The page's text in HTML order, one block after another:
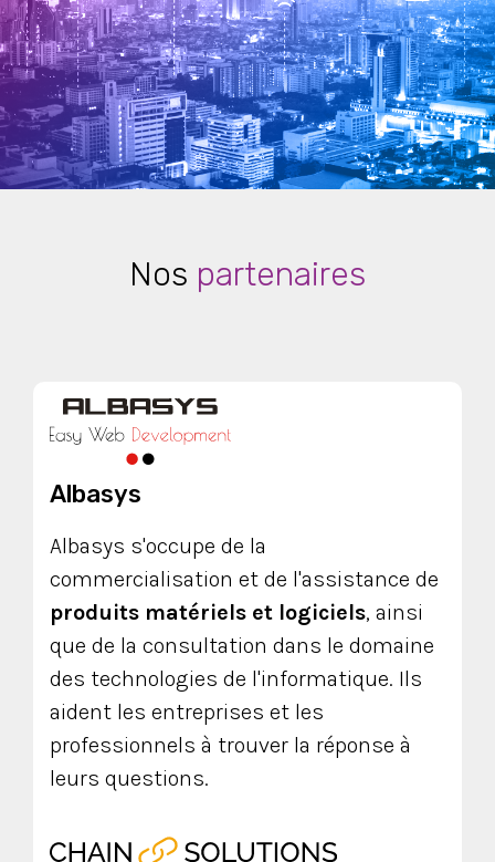
Nos partenaires
Albasys
Albasys s'occupe de la
commercialisation et de l'assistance de
produits matériels et logiciels, ainsi
que de la consultation dans le domaine
des technologies de l'informatique. Ils
aident les entreprises et les
professionnels à trouver la réponse à
leurs questions.